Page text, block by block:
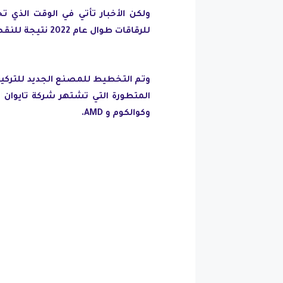
ولكن الأخبار تأتي في الوقت
للرقاقات طوال عام 2022 نتيجة للنقص المستمر.
وتم التخطيط للمصنع الجديد للتركيز
المتطورة التي تشتهر شركة
وكوالكوم و AMD.